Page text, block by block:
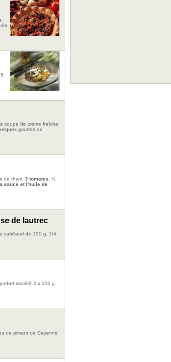
soupe de crème fraîche,
gouttes de
de thym, 3 tomates, ½
sauce et l'huile de
de lautrec
cabillaud de 150 g, 1/4
société 2 x 150 g
de piment de Cayenne